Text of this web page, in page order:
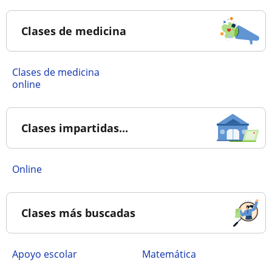
Clases de medicina
Clases de medicina
online
Clases impartidas...
online
Clases más buscadas
Apoyo escolar
Matemática